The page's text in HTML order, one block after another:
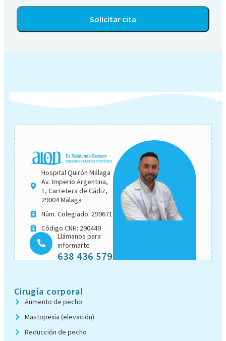
Hospital Quirón Málaga
Av. Imperio Argentina,
1, Carretera de Cádiz,
29004 Málaga
Núm. Colegiado: 299671
Código CNH: 290449
Llámanos para
informarte
638 436 579
Cirugía corporal
Aumento de pecho
Mastopexia (elevación)
Reducción de pecho